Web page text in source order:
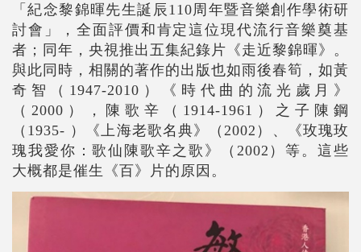
「紀念黎錦暉先生誕辰110周年暨音樂創作學術研
討會」，全面評價和肯定這位現代流行音樂奠基
者；同年，央視推出五集紀錄片《走近黎錦暉》。
與此同時，相關的著作的出版也如雨後春筍，如黃
奇智（1947-2010）《時代曲的流光歲月》
（2000），陳歌辛（1914-1961）之子陳鋼
（1935- ）《上海老歌名典》（2002）、《玫瑰玫
瑰我愛你：歌仙陳歌辛之歌》（2002）等。這些
大概都是催生《百》片的原因。